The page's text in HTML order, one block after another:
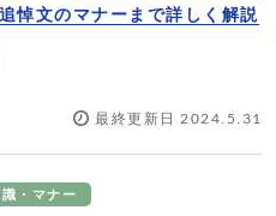
悼文のマナーまで詳しく解説
最終更新日 2024.5.31
・マナー